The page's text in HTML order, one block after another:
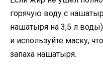
горячую воду с
нашатыря на 3,5 л
и используйте маску,
запаха нашатыря.